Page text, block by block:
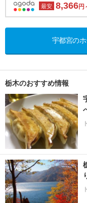
最安 8,366円
宇都宮の
栃木のおすすめ情報